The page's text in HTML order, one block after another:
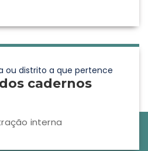
ou distrito a que pertence
cadernos
interna